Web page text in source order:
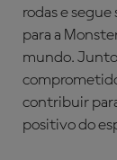
rodas e
para a
mundo. Junto
contribuir
positivo do